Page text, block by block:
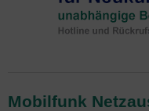
Mobilfunk